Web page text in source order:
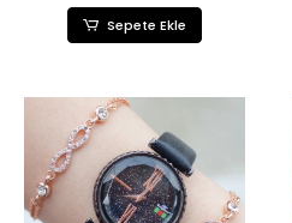
Sepete Ekle